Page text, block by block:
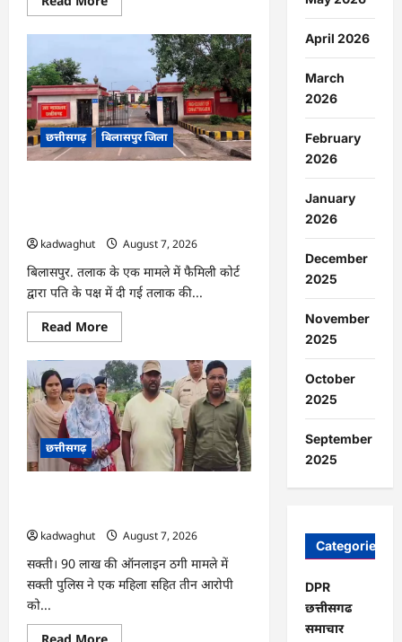
more
CG
सामने
ग्रामीणों
का
धरना
प्रदर्शन,
बाउंड्रीवाल
बनाने
छत्तीसगढ़ बिलासपुर जिला
kadwaghut
August 7, 2026
बिलासपुर. तलाक के एक मामले में फैमिली कोर्ट
द्वारा पति के पक्ष में दी गई तलाक की...
Read MoreRead
more
CG
:
हाईकोर्ट
से
तलाक
की
डिक्री
रद्द,
जज
ने
मानसिक
क्रूरता
माना
छत्तीसगढ़
kadwaghut
August 7, 2026
सक्ती। 90 लाख की ऑनलाइन ठगी मामले में
सक्ती पुलिस ने एक महिला सहित तीन आरोपी
को...
Read MoreRead
April 2026
March
2026
February
2026
January
2026
December
2025
November
2025
October
2025
September
2025
Categories
DPR
छत्तीसगढ
समाचार